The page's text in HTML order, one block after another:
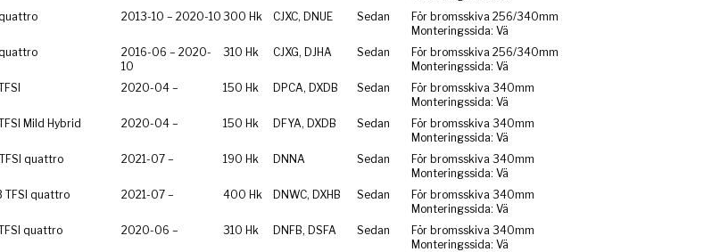
2013-10 – 2020-10 300 Hk CJXC, DNUE Sedan
För bromsskiva 256/340mm
Monteringssida: Vä
2016-06 – 2020-
10
310 Hk CJXG, DJHA Sedan
För bromsskiva 256/340mm
Monteringssida: Vä
2020-04 – 150 Hk DPCA, DXDB Sedan
För bromsskiva 340mm
Monteringssida: Vä
Mild Hybrid 2020-04 – 150 Hk DFYA, DXDB Sedan
För bromsskiva 340mm
Monteringssida: Vä
quattro 2021-07 – 190 Hk DNNA Sedan
För bromsskiva 340mm
Monteringssida: Vä
TFSI quattro 2021-07 – 400 Hk DNWC, DXHB Sedan
För bromsskiva 340mm
Monteringssida: Vä
quattro 2020-06 – 310 Hk DNFB, DSFA Sedan
För bromsskiva 340mm
Monteringssida: Vä